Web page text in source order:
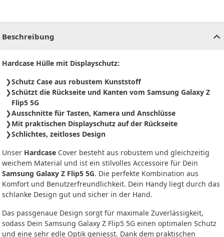
Beschreibung
Hardcase Hülle mit Displayschutz:
Schutz Case aus robustem Kunststoff
Schützt die Rückseite und Kanten vom Samsung Galaxy Z
Flip5 5G
Ausschnitte für Tasten, Kamera und Anschlüsse
Mit praktischen Displayschutz auf der Rückseite
Schlichtes, zeitloses Design
Unser Hardcase Cover besteht aus robustem und gleichzeitig
weichem Material und ist ein stilvolles Accessoire für Dein
Samsung Galaxy Z Flip5 5G. Die perfekte Kombination aus
Komfort und Benutzerfreundlichkeit. Dein Handy liegt durch das
schlanke Design gut und sicher in der Hand.
Das passgenaue Design sorgt für maximale Zuverlässigkeit,
sodass Dein Samsung Galaxy Z Flip5 5G einen optimalen Schutz
und eine sehr edle Optik geniesst. Dank dem praktischen